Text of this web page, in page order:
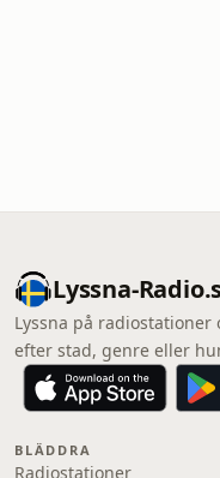
Lyssna-
Lyssna på radiostationer
efter stad, genre eller
BLÄDDRA
Radiostationer